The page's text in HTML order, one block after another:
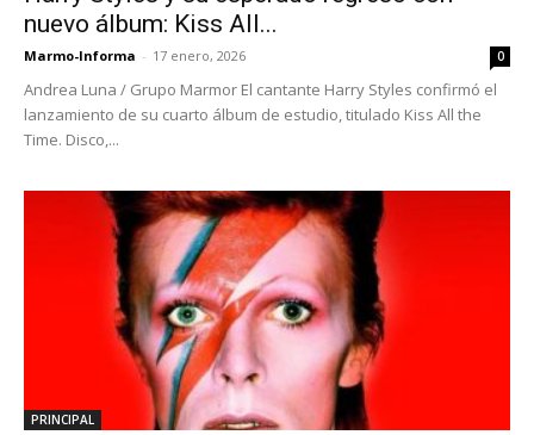
nuevo álbum: Kiss All...
Marmo-Informa - 17 enero, 2026 0
Andrea Luna / Grupo Marmor El cantante Harry Styles confirmó el
lanzamiento de su cuarto álbum de estudio, titulado Kiss All the
Time. Disco,...
PRINCIPAL